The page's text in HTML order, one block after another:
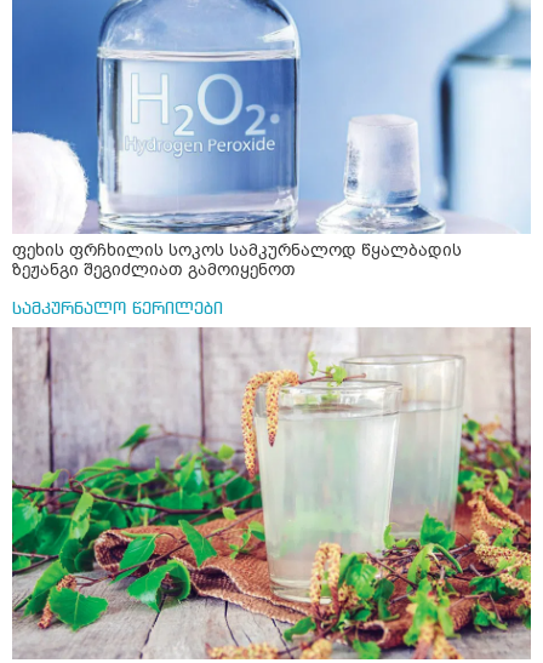
ფეხის ფრჩხილის სოკოს სამკურნალოდ წყალბადის
ზეჟანგი შეგიძლიათ გამოიყენოთ
სამკურნალო წერილები